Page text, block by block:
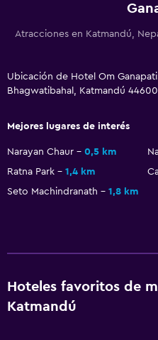
Atracciones en Katmandú,
Ubicación de Hotel Om
Bhagwatibahal, Katmandú 44600
Mejores lugares de interés
Narayan Chaur 0,5 km
Ratna Park
1,4 km
Seto Machindranath
1,8 km
Hoteles favoritos de
Katmandú